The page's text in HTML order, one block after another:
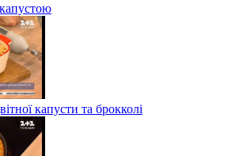
капусти та брокколі